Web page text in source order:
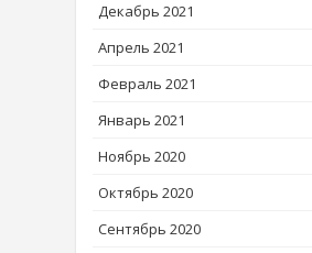
Декабрь 2021
Апрель 2021
Февраль 2021
Январь 2021
Ноябрь 2020
Октябрь 2020
Сентябрь 2020